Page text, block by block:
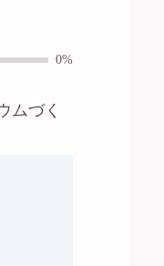
0%
ムづく